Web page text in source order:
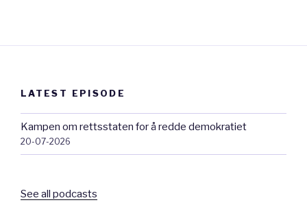
LATEST EPISODE
Kampen om rettsstaten for å redde demokratiet
20-07-2026
See all podcasts